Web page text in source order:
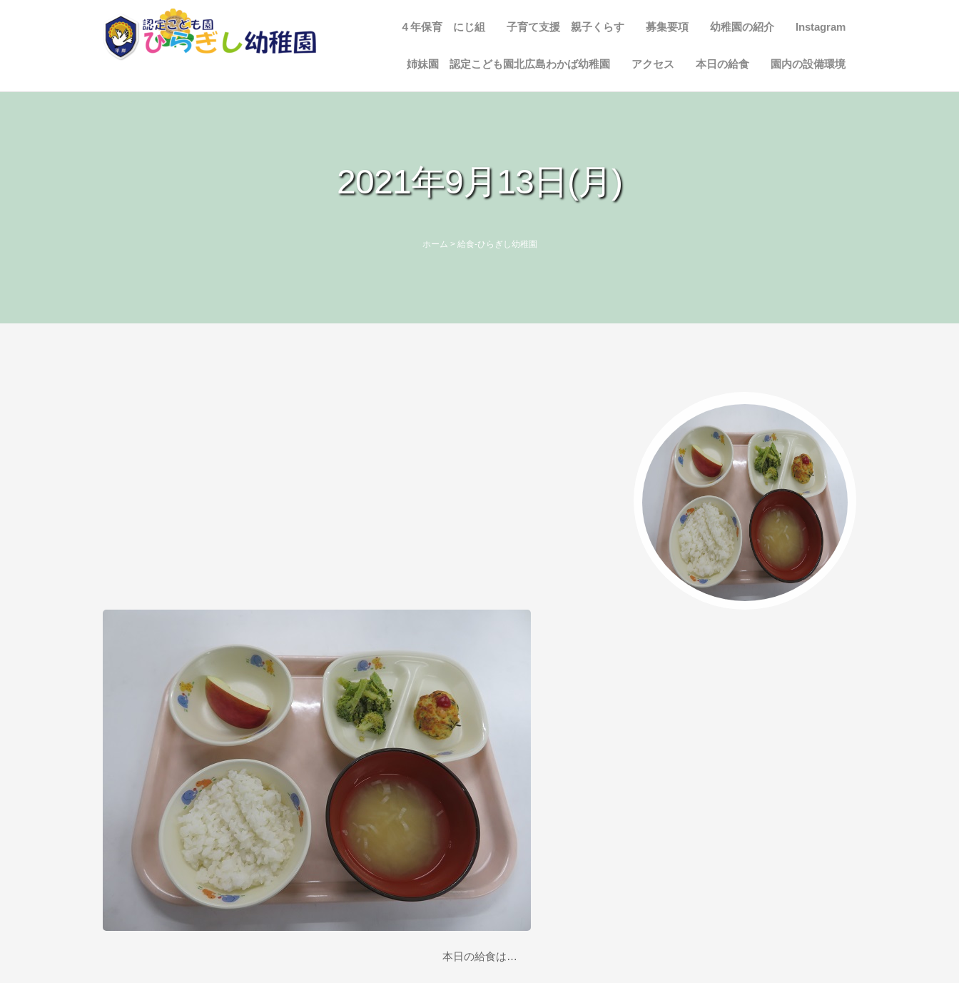
Instagram
幼稚園の紹介
募集要項
子育て支援 親子くらす
４年保育 にじ組
園内の設備環境
本日の給食
アクセス
姉妹園 認定こども園北広島わかば幼稚園
2021年9月13日(月)
ホーム > 給食-ひらぎし幼稚園
本日の給食は…